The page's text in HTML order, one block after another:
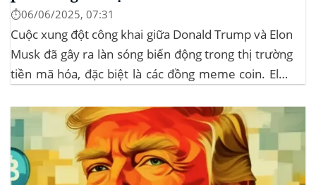
⏱️06/06/2025, 07:31
Cuộc xung đột công khai giữa Donald Trump và Elon
Musk đã gây ra làn sóng biến động trong thị trường
tiền mã hóa, đặc biệt là các đồng meme coin. Elon
Government Efficiency) và chỉ trích dự luật “Big
Beautiful Bill” của Trump,...